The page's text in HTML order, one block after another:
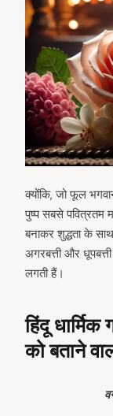
क्योंकि, जो फूल
पुष्प सबसे पवित्रतम
बनाकर शुद्धता के
अगरबत्ती और
लगती हैं।
हिंदू
को बताने